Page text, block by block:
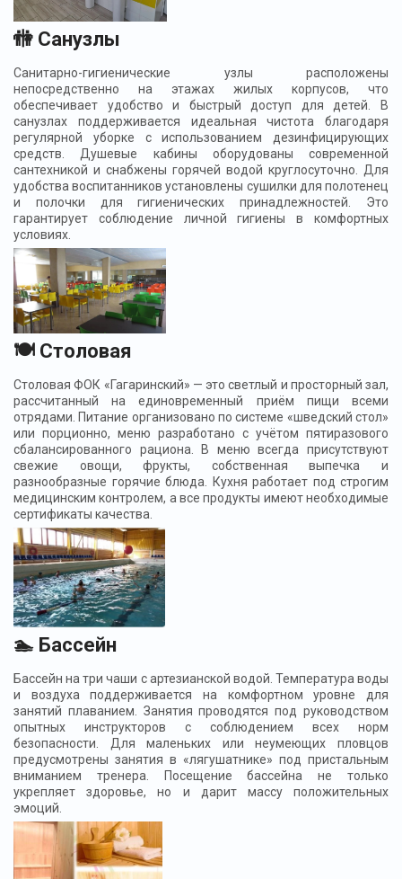
🚻 Санузлы
Санитарно-гигиенические узлы расположены
непосредственно на этажах жилых корпусов, что
обеспечивает удобство и быстрый доступ для детей. В
санузлах поддерживается идеальная чистота благодаря
регулярной уборке с использованием дезинфицирующих
средств. Душевые кабины оборудованы современной
сантехникой и снабжены горячей водой круглосуточно. Для
удобства воспитанников установлены сушилки для полотенец
и полочки для гигиенических принадлежностей. Это
гарантирует соблюдение личной гигиены в комфортных
условиях.
🍽 Столовая
Столовая ФОК «Гагаринский» — это светлый и просторный зал,
рассчитанный на единовременный приём пищи всеми
отрядами. Питание организовано по системе «шведский стол»
или порционно, меню разработано с учётом пятиразового
сбалансированного рациона. В меню всегда присутствуют
свежие овощи, фрукты, собственная выпечка и
разнообразные горячие блюда. Кухня работает под строгим
медицинским контролем, а все продукты имеют необходимые
сертификаты качества.
🏊 Бассейн
Бассейн на три чаши с артезианской водой. Температура воды
и воздуха поддерживается на комфортном уровне для
занятий плаванием. Занятия проводятся под руководством
опытных инструкторов с соблюдением всех норм
безопасности. Для маленьких или неумеющих пловцов
предусмотрены занятия в «лягушатнике» под пристальным
вниманием тренера. Посещение бассейна не только
укрепляет здоровье, но и дарит массу положительных
эмоций.